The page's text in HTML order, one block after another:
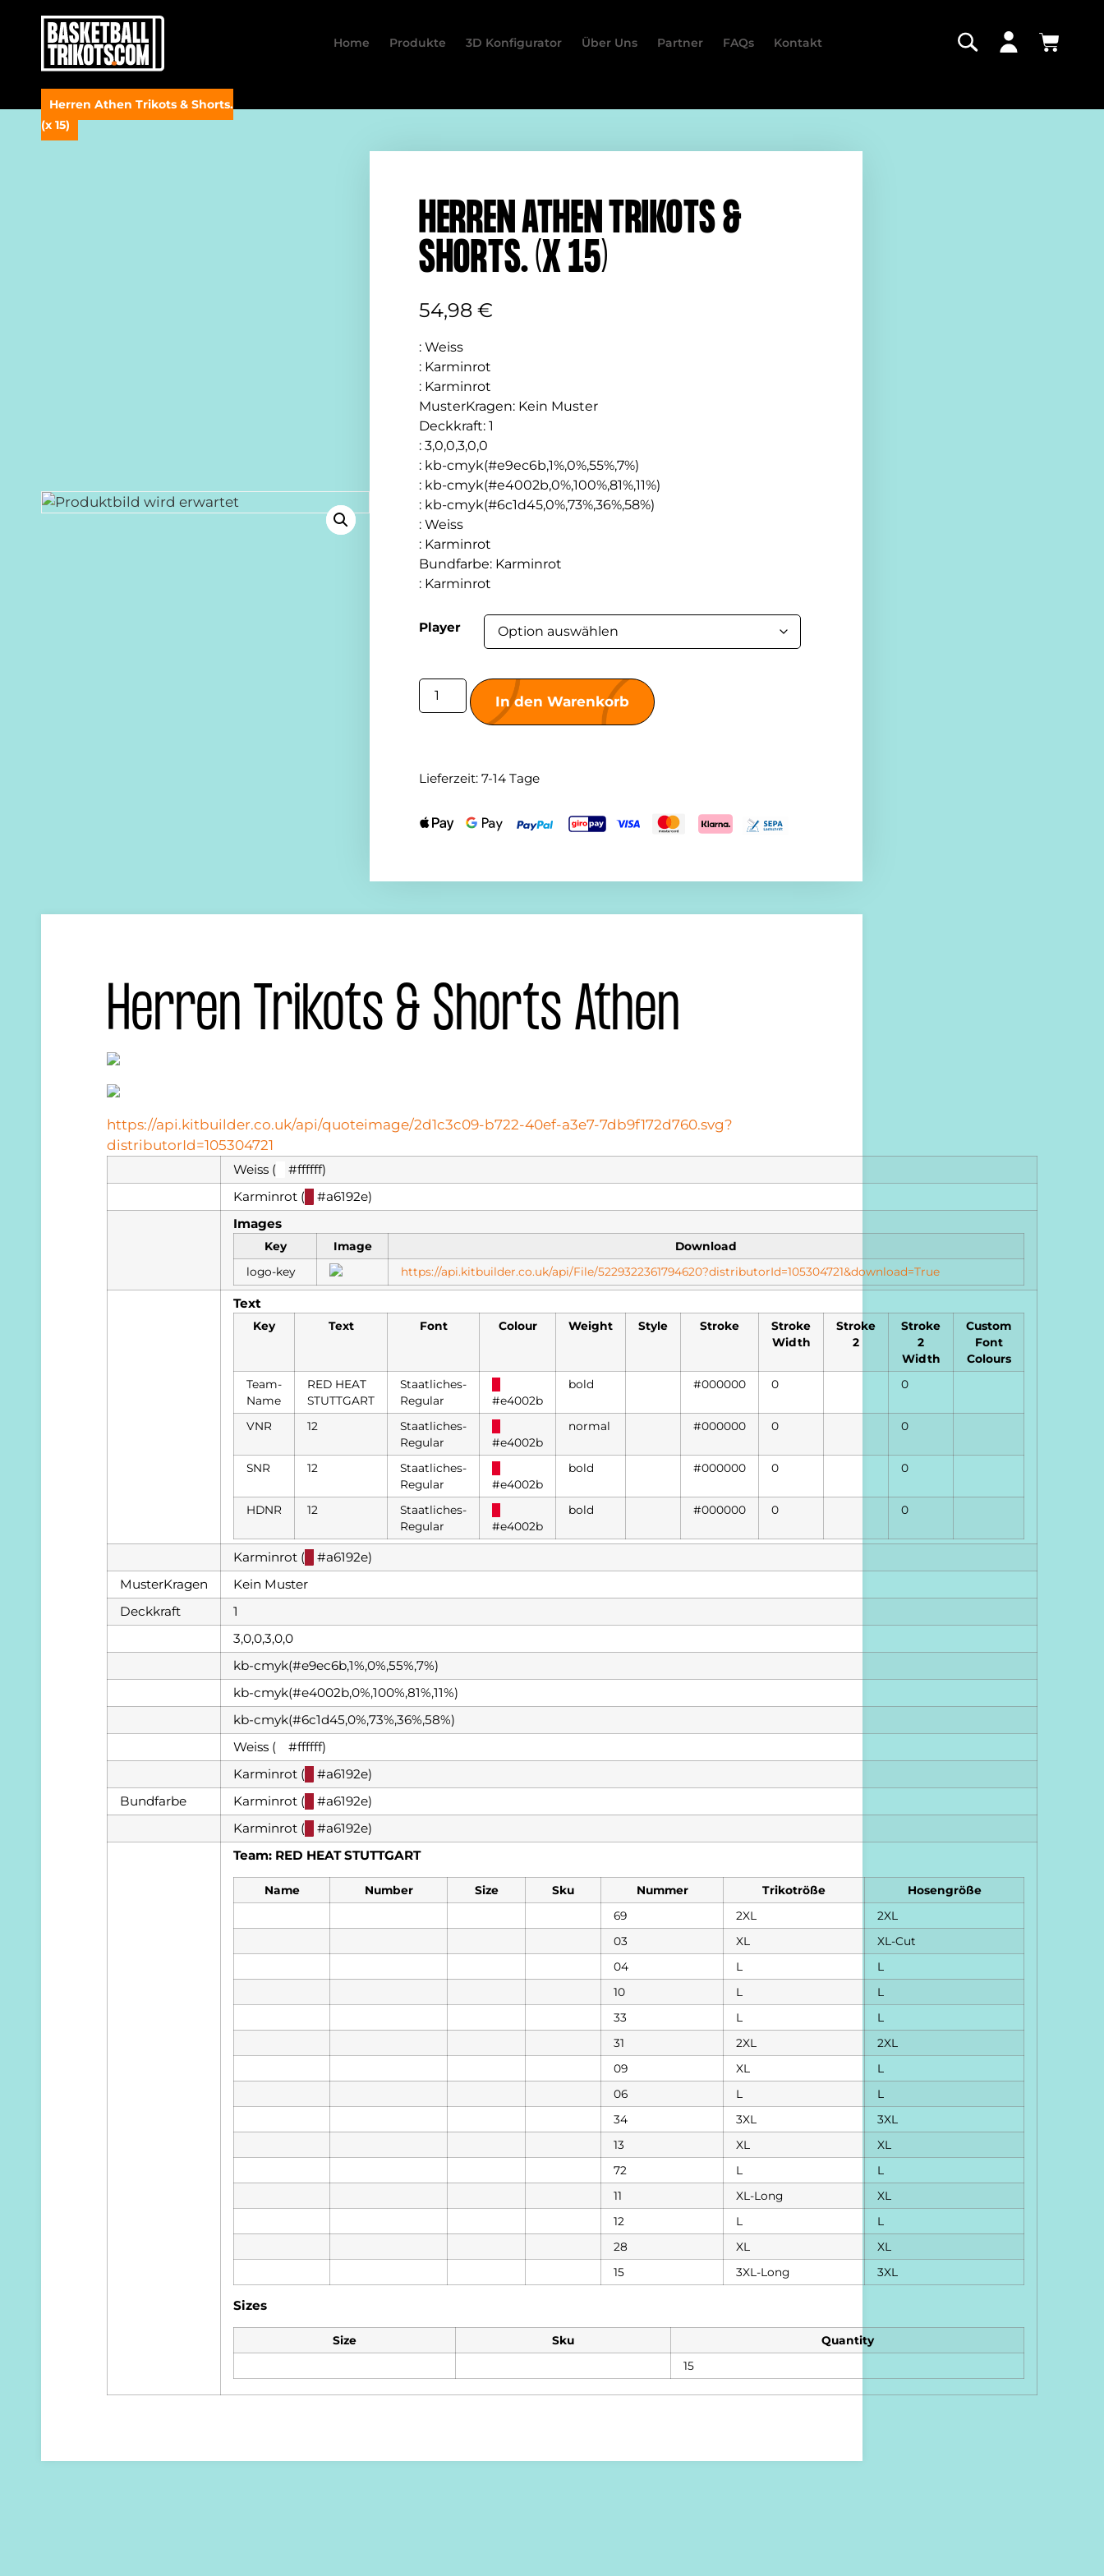
Herren Athen Trikots & Shorts.
(x 15)
Home Produkte 3D Konfigurator Über Uns Partner FAQs Kontakt
HERREN ATHEN TRIKOTS &
SHORTS. (X 15)
54,98 €
: Weiss
: Karminrot
: Karminrot
MusterKragen: Kein Muster
Deckkraft: 1
: 3,0,0,3,0,0
: kb-cmyk(#e9ec6b,1%,0%,55%,7%)
: kb-cmyk(#e4002b,0%,100%,81%,11%)
: kb-cmyk(#6c1d45,0%,73%,36%,58%)
: Weiss
: Karminrot
Bundfarbe: Karminrot
: Karminrot
Player
In den Warenkorb
Lieferzeit: 7-14 Tage
Herren Trikots & Shorts Athen
https://api.kitbuilder.co.uk/api/quoteimage/2d1c3c09-b722-40ef-a3e7-7db9f172d760.svg?
distributorId=105304721
Weiss (
#ffffff)
Karminrot (
#a6192e)
Images
Key Image
Download
logo-key
https://api.kitbuilder.co.uk/api/File/5229322361794620?distributorId=105304721&download=True
Text
Key Text Font Colour Weight Style Stroke
Stroke
Width
Stroke
2
Stroke
2
Width
Custom
Font
Colours
Team-
Name
RED HEAT
STUTTGART
Staatliches-
Regular
#e4002b
bold #000000 0 0
VNR 12
Staatliches-
Regular
#e4002b
normal #000000 0 0
SNR 12
Staatliches-
Regular
#e4002b
bold #000000 0 0
HDNR 12
Staatliches-
Regular
#e4002b
bold #000000 0 0
Karminrot (
#a6192e)
MusterKragen
Kein Muster
Deckkraft
1
3,0,0,3,0,0
kb-cmyk(#e9ec6b,1%,0%,55%,7%)
kb-cmyk(#e4002b,0%,100%,81%,11%)
kb-cmyk(#6c1d45,0%,73%,36%,58%)
Weiss (
#ffffff)
Karminrot (
#a6192e)
Bundfarbe
Karminrot (
#a6192e)
Karminrot (
#a6192e)
Team: RED HEAT STUTTGART
Name Number Size Sku Nummer Trikotröße
Hosengröße
69
2XL
2XL
03
XL
XL-Cut
04
L
L
10
L
L
33
L
L
31
2XL
2XL
09
XL
L
06
L
L
34
3XL
3XL
13
XL
XL
72
L
L
11
XL-Long
XL
12
L
L
28
XL
XL
15
3XL-Long 3XL
Sizes
Size Sku
Quantity
15